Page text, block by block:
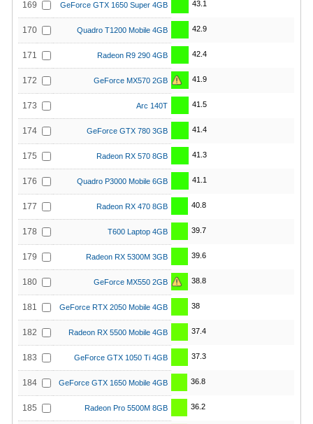
169 GeForce GTX 1650 Super 4GB 43.1
170 Quadro T1200 Mobile 4GB 42.9
171 Radeon R9 290 4GB 42.4
172 GeForce MX570 2GB 41.9
173 Arc 140T 41.5
174 GeForce GTX 780 3GB 41.4
175 Radeon RX 570 8GB 41.3
176 Quadro P3000 Mobile 6GB 41.1
177 Radeon RX 470 8GB 40.8
178 T600 Laptop 4GB 39.7
179 Radeon RX 5300M 3GB 39.6
180 GeForce MX550 2GB 38.8
181 GeForce RTX 2050 Mobile 4GB 38
182 Radeon RX 5500 Mobile 4GB 37.4
183 GeForce GTX 1050 Ti 4GB 37.3
184 GeForce GTX 1650 Mobile 4GB 36.8
185 Radeon Pro 5500M 8GB 36.2